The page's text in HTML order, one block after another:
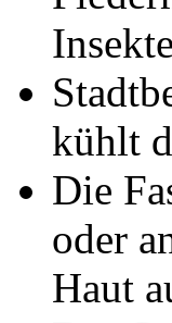
kühlt
Die
oder
Haut